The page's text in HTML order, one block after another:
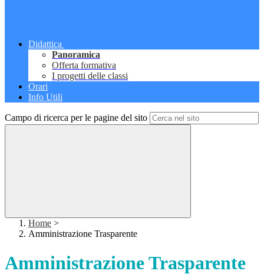
Didattica
Panoramica
Offerta formativa
I progetti delle classi
Orari
Info Utili
Campo di ricerca per le pagine del sito
Home >
Amministrazione Trasparente
Amministrazione Trasparente